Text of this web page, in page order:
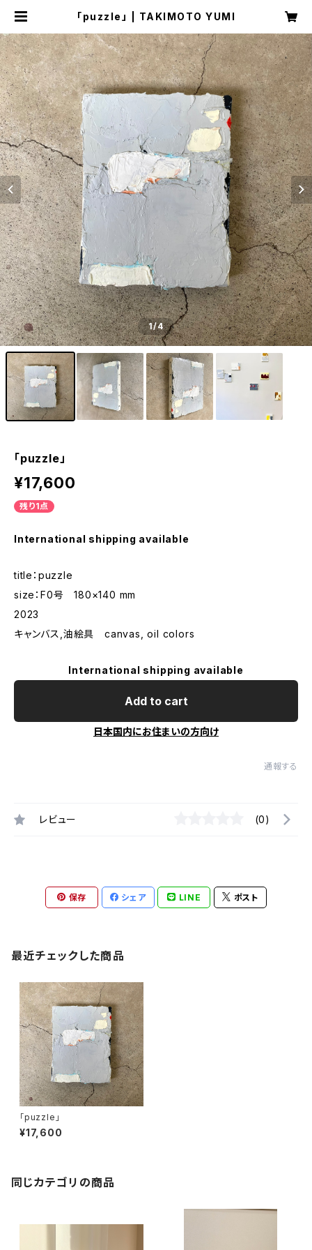
「puzzle」 | TAKIMOTO YUMI
1/4
「puzzle」
¥17,600
残り1点
International shipping available
title：puzzle
size：F0号 180×140 mm
2023
キャンバス,油絵具 canvas, oil colors
International shipping available
Add to cart
日本国内にお住まいの方向け
通報する
レビュー (0)
保存 シェア LINE ポスト
最近チェックした商品
「puzzle」
¥17,600
同じカテゴリの商品